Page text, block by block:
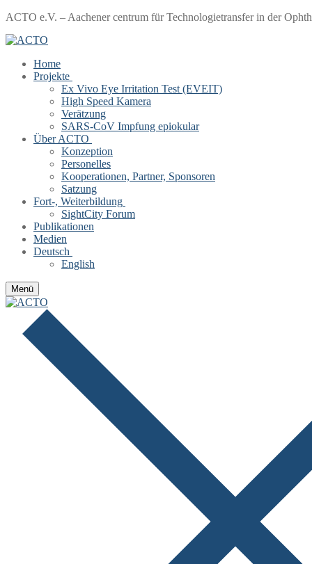
Zum
springen
Menü
Schließen
ACTO e.V. – Aachener centrum für Technologietransfer in der
Home
Projekte
Ex Vivo Eye Irritation Test (EVEIT)
High Speed Kamera
Verätzung
SARS-CoV Impfung epiokular
Über ACTO
Konzeption
Personelles
Kooperationen, Partner, Sponsoren
Satzung
Fort-, Weiterbildung
SightCity Forum
Publikationen
Medien
Deutsch
English
Menü